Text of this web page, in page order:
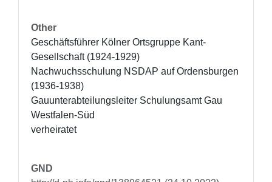
Other
Geschäftsführer Kölner Ortsgruppe Kant-
Gesellschaft (1924-1929)
Nachwuchsschulung NSDAP auf Ordensburgen
(1936-1938)
Gauunterabteilungsleiter Schulungsamt Gau
Westfalen-Süd
verheiratet
GND